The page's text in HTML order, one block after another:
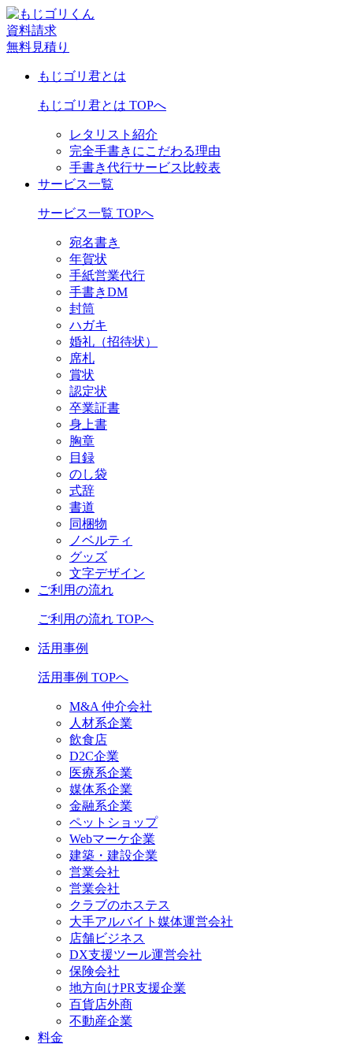
資料請求
無料見積り
もじゴリ君とは
もじゴリ君とは TOPへ
レタリスト紹介
完全手書きにこだわる理由
手書き代行サービス比較表
サービス一覧
サービス一覧 TOPへ
宛名書き
年賀状
手紙営業代行
手書きDM
封筒
ハガキ
婚礼（招待状）
席札
賞状
認定状
卒業証書
身上書
胸章
目録
のし袋
式辞
書道
同梱物
ノベルティ
グッズ
文字デザイン
ご利用の流れ
ご利用の流れ TOPへ
活用事例
活用事例 TOPへ
M&A 仲介会社
人材系企業
飲食店
D2C企業
医療系企業
媒体系企業
金融系企業
ペットショップ
Webマーケ企業
建築・建設企業
営業会社
営業会社
クラブのホステス
大手アルバイト媒体運営会社
店舗ビジネス
DX支援ツール運営会社
保険会社
地方向けPR支援企業
百貨店外商
不動産企業
料金